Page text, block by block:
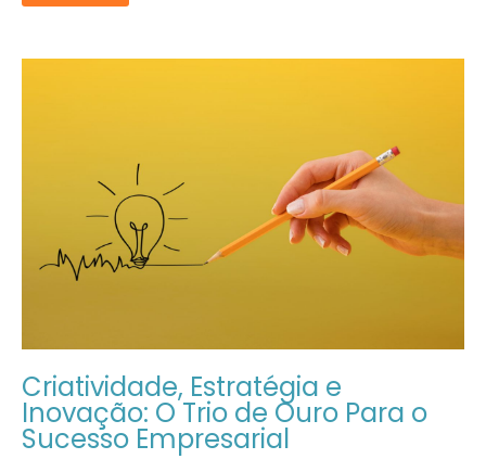
Criatividade, Estratégia e
Inovação: O Trio de Ouro Para o
Sucesso Empresarial